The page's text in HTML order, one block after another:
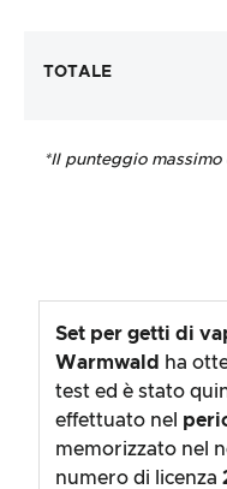
TOTALE
*Il punteggio massimo
Set per getti di
Warmwald ha
test ed è stato
effettuato nel
memorizzato nel
numero di licenza